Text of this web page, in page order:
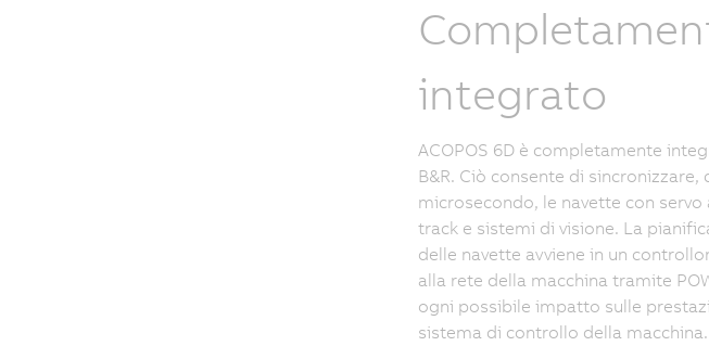
integrato
ACOPOS 6D è completamente
B&R. Ciò consente di sincronizzare,
microsecondo, le navette con
track e sistemi di visione. La
delle navette avviene in un
alla rete della macchina tramite
ogni possibile impatto sulle
sistema di controllo della